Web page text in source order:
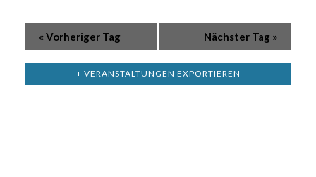
« Vorheriger Tag Nächster Tag »
+ VERANSTALTUNGEN EXPORTIEREN